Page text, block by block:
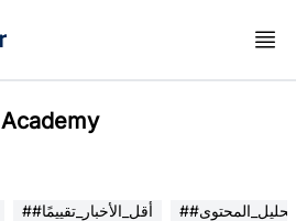
Academy
##أقل_الأخبار_تقييمًا ##تحليل_المحتوى